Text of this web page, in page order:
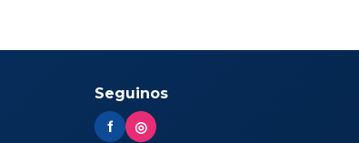
Seguinos
f ◎